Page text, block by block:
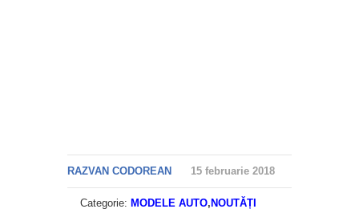
RAZVAN CODOREAN 15 februarie 2018
Categorie: MODELE AUTO, NOUTĂȚI